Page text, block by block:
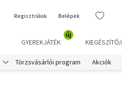
Regisztrálok Belépek
GYEREKJÁTÉK
új
Törzsvásárlói program Akciók